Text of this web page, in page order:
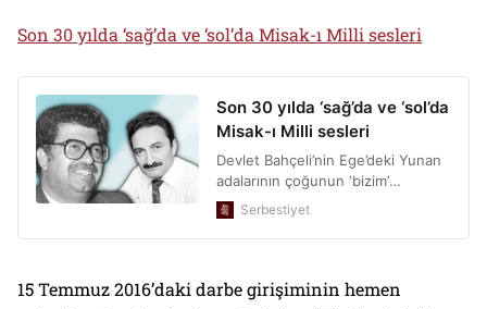
Son 30 yılda ‘sağ’da ve ‘sol’da Misak-ı Milli sesleri
15 Temmuz 2016’daki darbe girişiminin hemen